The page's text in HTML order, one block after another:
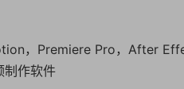
，Premiere Pro，After
制作软件